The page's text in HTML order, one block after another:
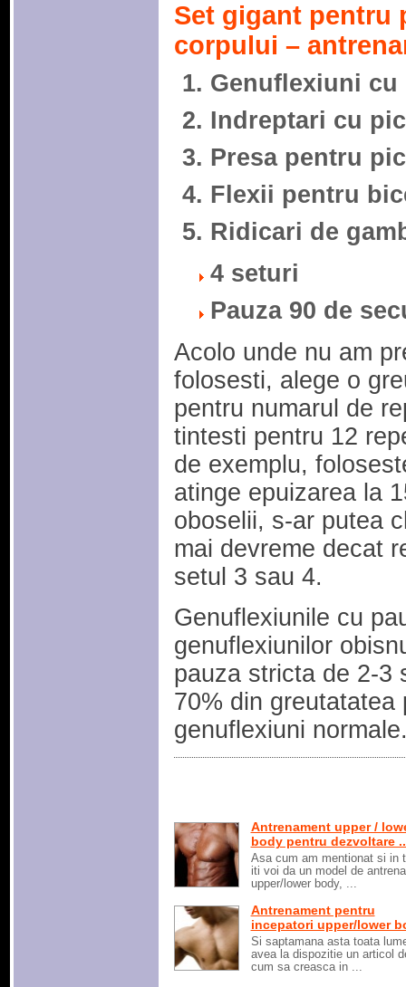
Set gigant pentru
corpului –
Genuflexiuni cu
Indreptari cu
Presa pentru
Flexii pentru
Ridicari de
4 seturi
Pauza 90 de
Acolo unde nu am
folosesti, alege o
pentru numarul de
tintesti pentru 12
de exemplu,
atinge epuizarea la
oboselii, s-ar putea
mai devreme decat
setul 3 sau 4.
Genuflexiunile cu
genuflexiunilor
pauza stricta de 2-3
70% din greutatatea
genuflexiuni
Antrenament upper /
body pentru dezvoltare
Asa cum am mentionat si in
iti voi da un model de
upper/lower body, ...
Antrenament pentru
incepatori upper/lower
Si saptamana asta toata
avea la dispozitie un articol
cum sa creasca in ...